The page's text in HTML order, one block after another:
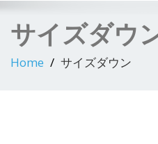
サイズダウ
Home サイズダウン